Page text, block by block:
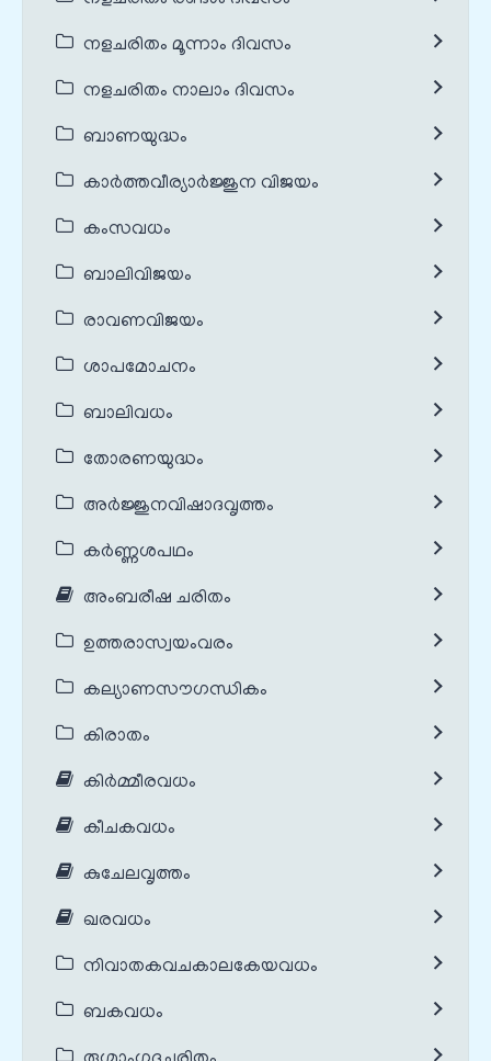
നളചരിതം മൂന്നാം ദിവസം
നളചരിതം നാലാം ദിവസം
ബാണയുദ്ധം
കാർത്തവീര്യാർജ്ജുന വിജയം
കംസവധം
ബാലിവിജയം
രാവണവിജയം
ശാപമോചനം
ബാലിവധം
തോരണയുദ്ധം
അർജ്ജുനവിഷാദവൃത്തം
കർണ്ണശപഥം
അംബരീഷ ചരിതം
ഉത്തരാസ്വയംവരം
കല്യാണസൗഗന്ധികം
കിരാതം
കിർമ്മീരവധം
കീചകവധം
കുചേലവൃത്തം
ഖരവധം
നിവാതകവചകാലകേയവധം
ബകവധം